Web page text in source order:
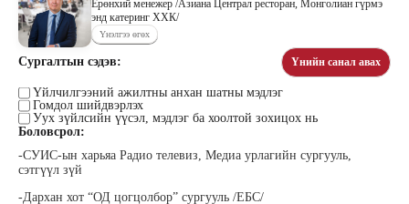
Ерөнхий менежер /Азиана Централ ресторан, Монголиан гүрмэ
энд катеринг ХХК/
Үнэлгээ өгөх
Сургалтын сэдэв: Үнийн санал авах
Үйлчилгээний ажилтны анхан шатны мэдлэг
Гомдол шийдвэрлэх
Уух зүйлсийн үүсэл, мэдлэг ба хоолтой зохицох нь
Боловсрол:
-СУИС-ын харьяа Радио телевиз, Медиа урлагийн сургууль,
сэтгүүл зүй
-Дархан хот “ОД цогцолбор” сургууль /ЕБС/
Цэдэндамба Нарантуяа
Захирал
Бээжин Солонгоо
гүйцэтгэх захирал, Манлайллын
сэтгэлзүйч